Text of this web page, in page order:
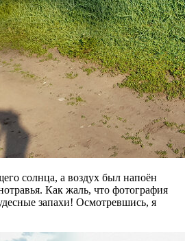
солнца, а воздух был напоён
Как жаль, что фотография
запахи! Осмотревшись, я